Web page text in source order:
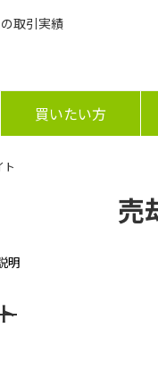
取引実績
買いたい方
ト
売
明